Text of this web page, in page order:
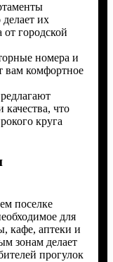
их
городской
номера и
вам комфортное
что
круга
поселке
для
кафе, аптеки и
зонам делает
прогулок